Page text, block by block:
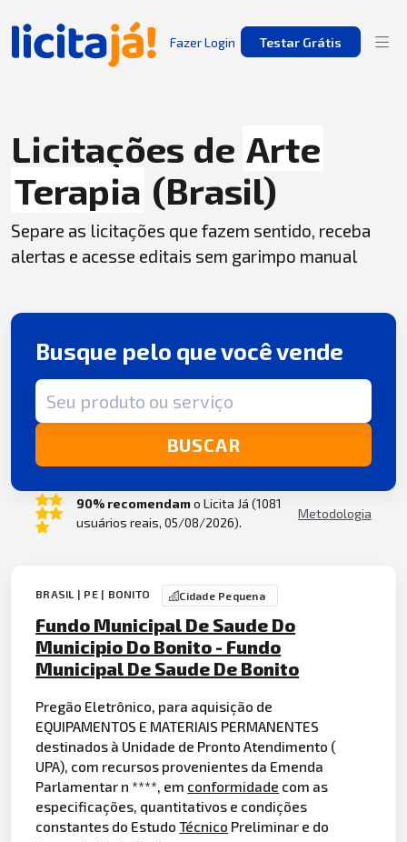
Fazer Login Testar Grátis
Licitações de Arte
Terapia (Brasil)
Separe as licitações que fazem sentido, receba
alertas e acesse editais sem garimpo manual
Busque pelo que você vende
Termo de busca
BUSCAR
90% recomendamo Licita Já (1081
usuários reais, 05/08/2026).
Metodologia
BRASIL | PE | BONITO Cidade Pequena
Fundo Municipal De Saude Do
Municipio Do Bonito - Fundo
Municipal De Saude De Bonito
Pregão Eletrônico, para aquisição de
EQUIPAMENTOS E MATERIAIS PERMANENTES
destinados à Unidade de Pronto Atendimento (
UPA), com recursos provenientes da Emenda
Parlamentar n ****, em conformidade com as
especificações, quantitativos e condições
constantes do EstudoTécnico Preliminar e do